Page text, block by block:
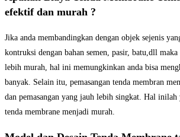
efektif dan murah ?
Jika anda membandingkan dengan objek sejenis
kontruksi dengan bahan semen, pasir, batu,dll
lebih murah, hal ini memungkinkan anda bisa
banyak. Selain itu, pemasangan tenda membran
dan pemasangan yang jauh lebih singkat. Hal inilah
tenda membrane menjadi murah.